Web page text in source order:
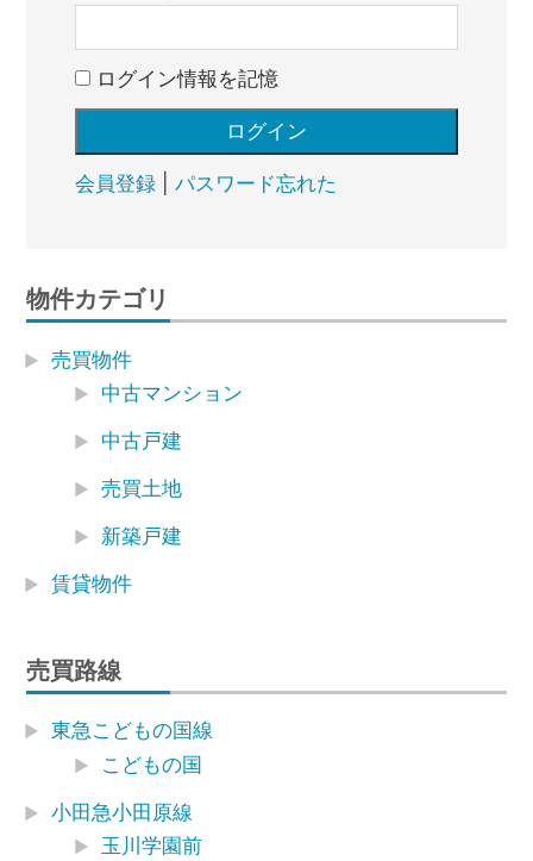
ログイン情報を記憶
会員登録| パスワード忘れた
物件カテゴリ
売買物件
中古マンション
中古戸建
売買土地
新築戸建
賃貸物件
売買路線
東急こどもの国線
こどもの国
小田急小田原線
玉川学園前